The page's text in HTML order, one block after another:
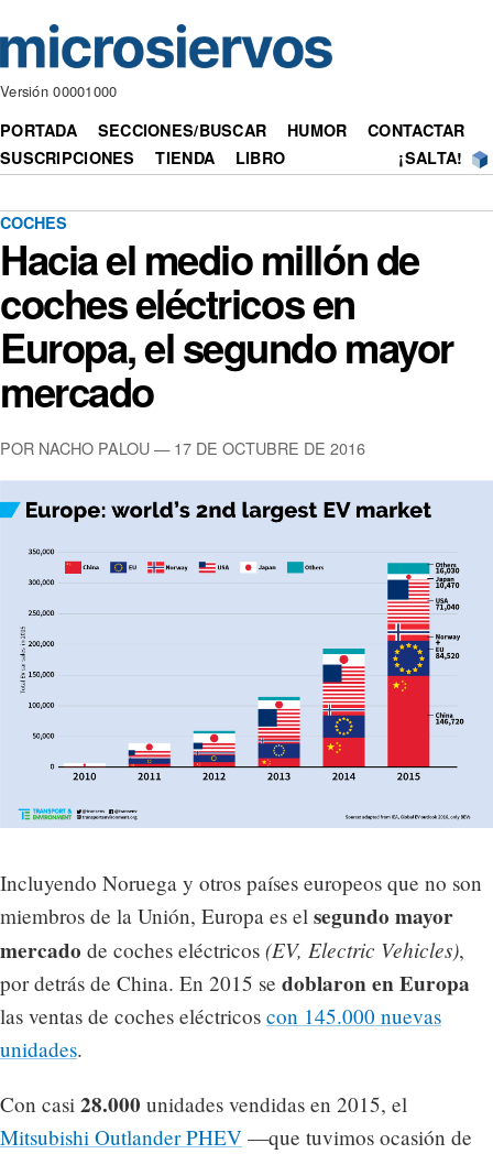
Versión 00001000
PORTADA SECCIONES/BUSCAR HUMOR
CONTACTAR
SUSCRIPCIONES
TIENDA LIBRO ¡SALTA!
COCHES
Hacia el medio millón de
coches eléctricos en
Europa, el segundo mayor
mercado
POR NACHO PALOU — 17 DE OCTUBRE DE 2016
Incluyendo Noruega y otros países europeos que no son
miembros de la Unión, Europa es el segundo mayor
mercado de coches eléctricos (EV, Electric Vehicles),
por detrás de China. En 2015 se doblaron en Europa
las ventas de coches eléctricos con 145.000 nuevas
unidades.
Con casi 28.000 unidades vendidas en 2015, el
Mitsubishi Outlander PHEV —que tuvimos ocasión de